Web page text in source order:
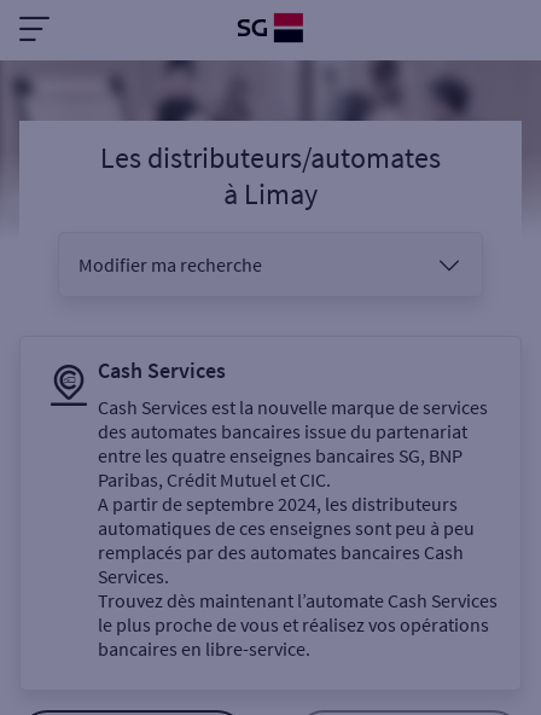
Les distributeurs/automates
à Limay
Modifier ma recherche
Sélectionnez votre recherche
Un service
Cash Services
Cash Services est la nouvelle marque de services
des automates bancaires issue du partenariat
entre les quatre enseignes bancaires SG, BNP
Paribas, Crédit Mutuel et CIC.
A partir de septembre 2024, les distributeurs
automatiques de ces enseignes sont peu à peu
remplacés par des automates bancaires Cash
Services.
Trouvez dès maintenant l’automate Cash Services
le plus proche de vous et réalisez vos opérations
bancaires en libre-service.